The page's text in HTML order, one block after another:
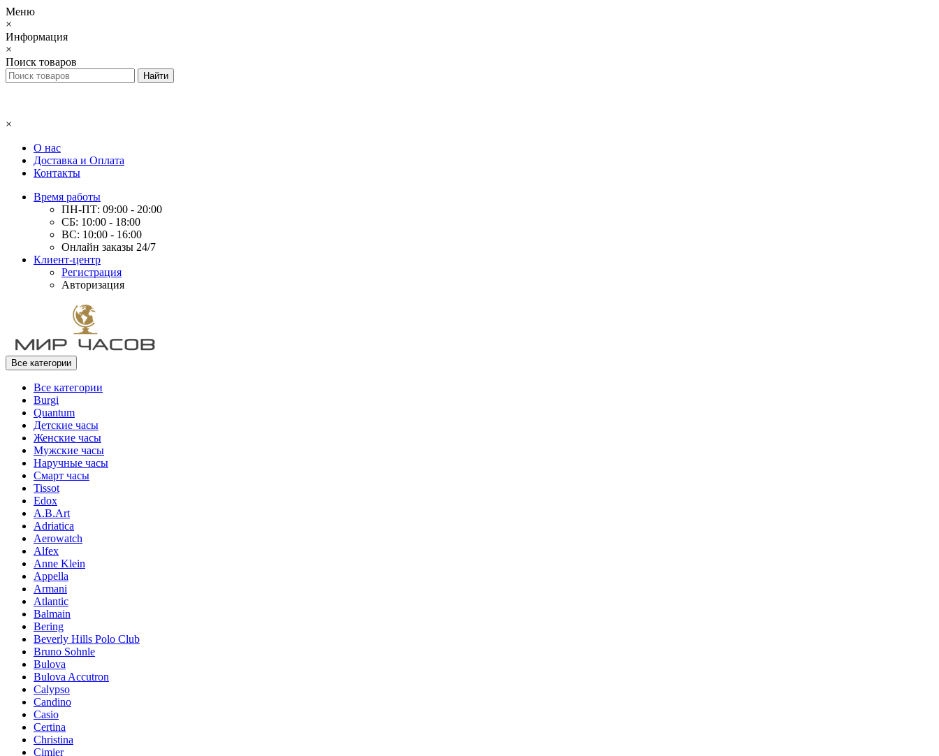
Меню
×
Информация
×
Поиск товаров
×
О нас
Доставка и Оплата
Контакты
Время работы
ПН-ПТ: 09:00 - 20:00
СБ: 10:00 - 18:00
ВС: 10:00 - 16:00
Онлайн заказы 24/7
Клиент-центр
Регистрация
Авторизация
Все категории
Все категории
Burgi
Quantum
Детские часы
Женские часы
Мужские часы
Наручные часы
Смарт часы
Tissot
Edox
A.B.Art
Adriatica
Aerowatch
Alfex
Anne Klein
Appella
Armani
Atlantic
Balmain
Bering
Beverly Hills Polo Club
Bruno Sohnle
Bulova
Bulova Accutron
Calypso
Candino
Casio
Certina
Christina
Cimier